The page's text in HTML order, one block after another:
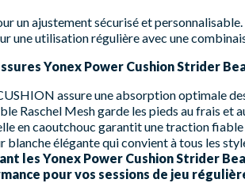
un ajustement sécurisé et personnalisable.
une utilisation régulière avec une
Yonex Power Cushion Strider
assure une absorption optimale
Raschel Mesh garde les pieds au frais et
en caoutchouc garantit une traction
blanche élégante qui convient à tous les
les Yonex Power Cushion Strider
pour vos sessions de jeu